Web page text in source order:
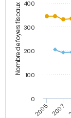
Nombre de foyers fiscaux
2005 2007
0
100
200
300
400